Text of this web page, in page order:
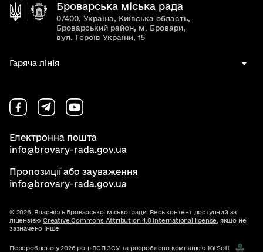
Броварська міська рада
07400, Україна, Київська область,
Броварський район, м. Бровари,
вул. Героїв України, 15
Гаряча лінія
Електронна пошта
info@brovary-rada.gov.ua
Пропозиції або зауваження
info@brovary-rada.gov.ua
© 2026, Власність Броварської міської ради. Весь контент доступний за
ліцензією Creative Commons Attribution 4.0 International license , якщо не
зазначено інше
Перероблено у 2026 році ВСП ЗСУ та розроблено компанією KitSoft